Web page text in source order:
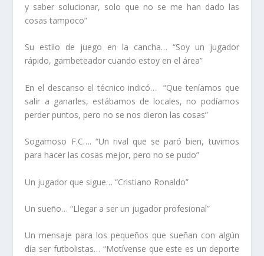
y saber solucionar, solo que no se me han dado las
cosas tampoco”
Su estilo de juego en la cancha… “Soy un jugador
rápido, gambeteador cuando estoy en el área”
En el descanso el técnico indicó…“Que teníamos que
salir a ganarles, estábamos de locales, no podíamos
perder puntos, pero no se nos dieron las cosas”
Sogamoso F.C…. “Un rival que se paró bien, tuvimos
para hacer las cosas mejor, pero no se pudo”
Un jugador que sigue…“Cristiano Ronaldo”
Un sueño…“Llegar a ser un jugador profesional”
Un mensaje para los pequeños que sueñan con algún
día ser futbolistas… “Motívense que este es un deporte